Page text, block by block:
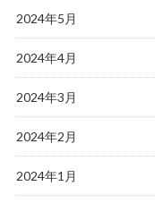
2024年5月
2024年4月
2024年3月
2024年2月
2024年1月